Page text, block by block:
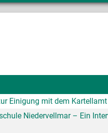
Einigung mit dem Kartellamt
Niedervellmar – Ein